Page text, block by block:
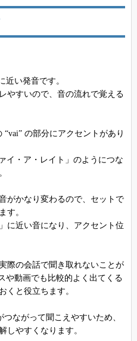
近い発音です。
やすいので、音の流れで覚える
“vai” の部分にアクセントがあり
イ・ア・レイト」のようにつな
がかなり変わるので、セットで
す。
に近い音になり、アクセント位
際の会話で聞き取れないことが
や動画でも比較的よく出てくる
くと役立ちます。
ながって聞こえやすいため、
しやすくなります。